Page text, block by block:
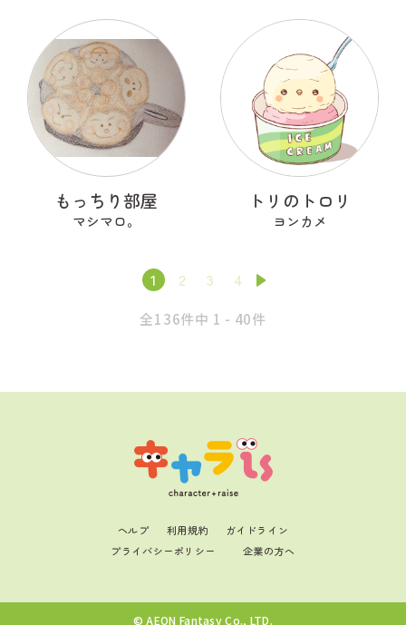
もっちり部屋
マシマロ。
トリのトロリ
ヨンカメ
1 2 3 4
全136件中 1 - 40件
ヘルプ 利用規約
ガイドライン
プライバシーポリシー
企業の方へ
© AEON Fantasy Co., LTD.